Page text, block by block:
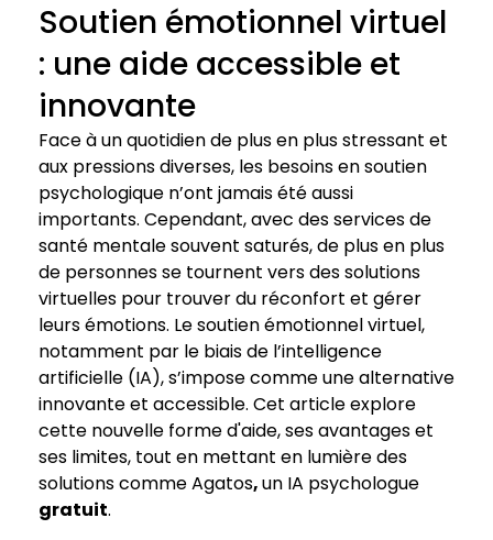
Soutien émotionnel virtuel
: une aide accessible et
innovante
Face à un quotidien de plus en plus stressant et
aux pressions diverses, les besoins en soutien
psychologique n’ont jamais été aussi
importants. Cependant, avec des services de
santé mentale souvent saturés, de plus en plus
de personnes se tournent vers des solutions
virtuelles pour trouver du réconfort et gérer
leurs émotions. Le soutien émotionnel virtuel,
notamment par le biais de l’intelligence
artificielle (IA), s’impose comme une alternative
innovante et accessible. Cet article explore
cette nouvelle forme d'aide, ses avantages et
ses limites, tout en mettant en lumière des
solutions comme Agatos,un IA psychologue
gratuit.